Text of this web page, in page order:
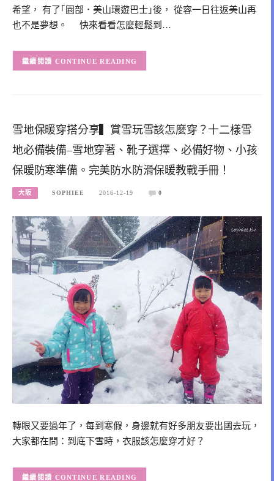
希望， 有了｢園部．美山環遊巴士｣後， 從容一日往返美山再
也不是夢想。 快來看看怎麼輕鬆到…
CONTINUE READING
雪地保暖穿搭分享▍賞雪玩雪該怎麼穿？十二樣雪
地必備裝備–雪地穿著、靴子選擇、必備好物、小孩
保暖防寒準備。完美防水防滑保暖教戰手冊！
大阪 SOPHIEE 2016-12-19 0
轉眼又要過年了，每到寒假，身邊就有好多朋友要出國去玩，
大家都在問：到底下雪時，衣服該怎麼穿才好？
CONTINUE READING